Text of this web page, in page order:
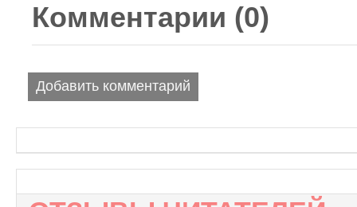
Комментарии (0)
Добавить комментарий